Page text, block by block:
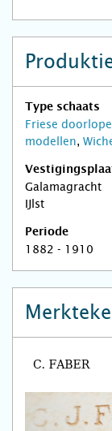
Type schaats
Friese
modellen,
Galamagracht
IJlst
Periode
1882 - 1910